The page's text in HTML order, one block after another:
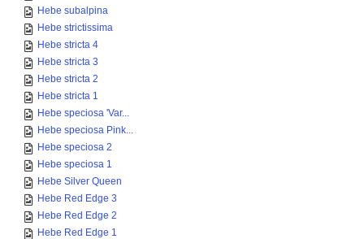
Hebe subalpina
Hebe strictissima
Hebe stricta 4
Hebe stricta 3
Hebe stricta 2
Hebe stricta 1
Hebe speciosa 'Var...
Hebe speciosa Pink...
Hebe speciosa 2
Hebe speciosa 1
Hebe Silver Queen
Hebe Red Edge 3
Hebe Red Edge 2
Hebe Red Edge 1